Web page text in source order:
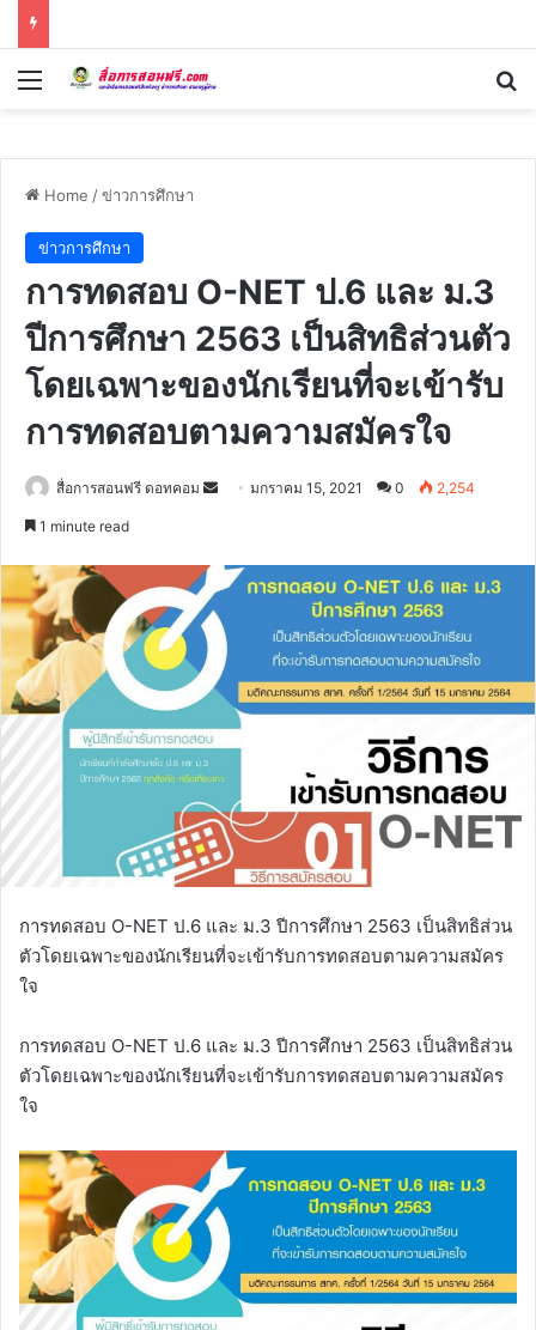
Menu
Home /ข่าวการศึกษา
ข่าวการศึกษา
การทดสอบ O-NET ป.6 และ ม.3
ปีการศึกษา 2563 เป็นสิทธิส่วนตัว
โดยเฉพาะของนักเรียนที่จะเข้ารับ
การทดสอบตามความสมัครใจ
สื่อการสอนฟรี ดอทคอม
Sendมกราคม 15, 2021 0 2,254
1 minute read
การทดสอบ O-NET ป.6 และ ม.3 ปีการศึกษา 2563 เป็นสิทธิส่วน
ตัวโดยเฉพาะของนักเรียนที่จะเข้ารับการทดสอบตามความสมัคร
ใจ
การทดสอบ O-NET ป.6 และ ม.3 ปีการศึกษา 2563 เป็นสิทธิส่วน
ตัวโดยเฉพาะของนักเรียนที่จะเข้ารับการทดสอบตามความสมัคร
ใจ